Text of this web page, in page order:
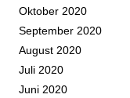
Oktober 2020
September 2020
August 2020
Juli 2020
Juni 2020